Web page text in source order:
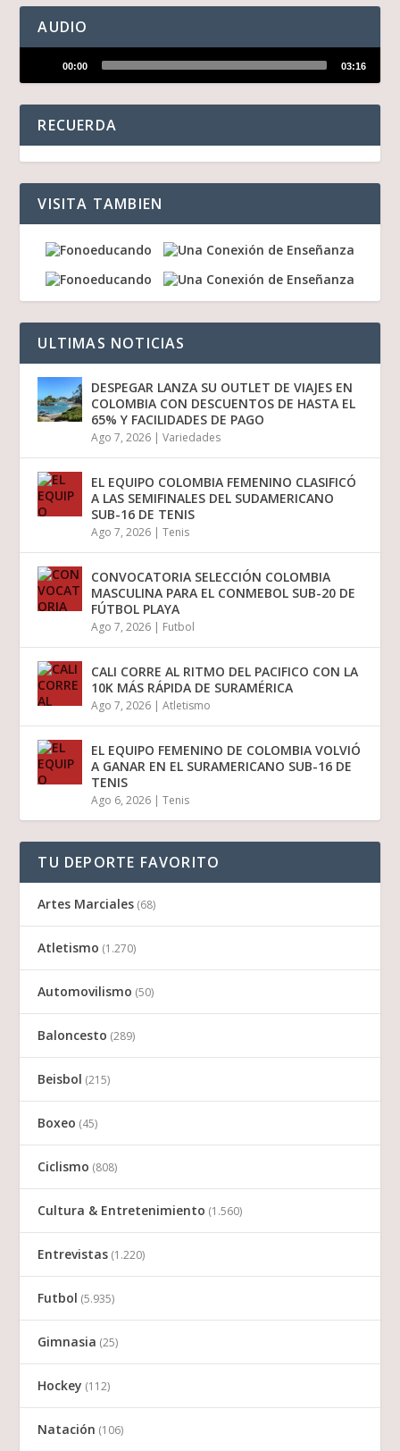
AUDIO
audio
00:00 03:16
RECUERDA
VISITA TAMBIEN
ULTIMAS NOTICIAS
DESPEGAR LANZA SU OUTLET DE VIAJES EN
COLOMBIA CON DESCUENTOS DE HASTA EL
65% Y FACILIDADES DE PAGO
Ago 7, 2026 |Variedades
EL EQUIPO COLOMBIA FEMENINO CLASIFICÓ
A LAS SEMIFINALES DEL SUDAMERICANO
SUB-16 DE TENIS
Ago 7, 2026 |Tenis
CONVOCATORIA SELECCIÓN COLOMBIA
MASCULINA PARA EL CONMEBOL SUB-20 DE
FÚTBOL PLAYA
Ago 7, 2026 | Futbol
CALI CORRE AL RITMO DEL PACIFICO CON LA
10K MÁS RÁPIDA DE SURAMÉRICA
Ago 7, 2026 |Atletismo
EL EQUIPO FEMENINO DE COLOMBIA VOLVIÓ
A GANAR EN EL SURAMERICANO SUB-16 DE
TENIS
Ago 6, 2026 |Tenis
TU DEPORTE FAVORITO
Artes Marciales (68)
Atletismo (1.270)
Automovilismo (50)
Baloncesto (289)
Beisbol (215)
Boxeo (45)
Ciclismo (808)
Cultura & Entretenimiento (1.560)
Entrevistas (1.220)
Futbol (5.935)
Gimnasia (25)
Hockey (112)
Natación (106)